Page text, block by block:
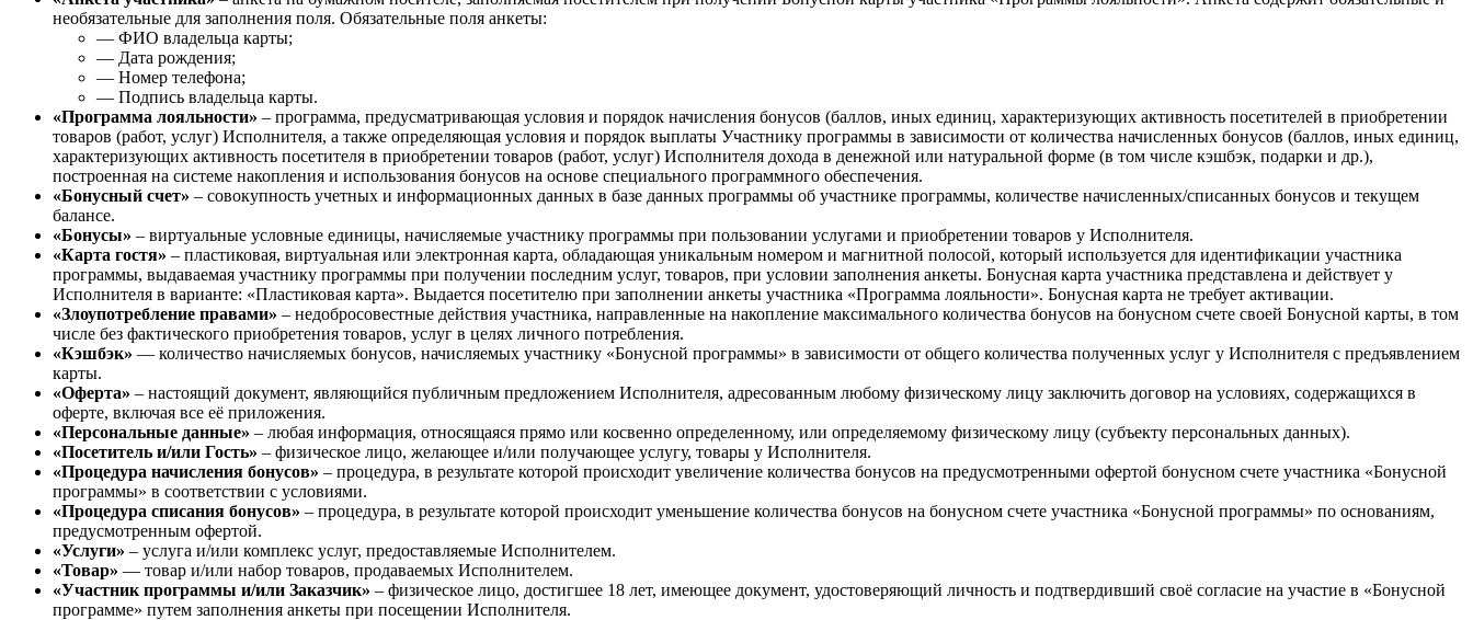
необязательные для заполнения поля. Обязательные поля анкеты:
— ФИО владельца карты;
— Дата рождения;
— Номер телефона;
— Подпись владельца карты.
«Программа лояльности» – программа, предусматривающая условия и порядок начисления бонусов (баллов, иных единиц, характеризующих активность посетителей в приобретении
товаров (работ, услуг) Исполнителя, а также определяющая условия и порядок выплаты Участнику программы в зависимости от количества начисленных бонусов (баллов, иных единиц,
характеризующих активность посетителя в приобретении товаров (работ, услуг) Исполнителя дохода в денежной или натуральной форме (в том числе кэшбэк, подарки и др.),
построенная на системе накопления и использования бонусов на основе специального программного обеспечения.
«Бонусный счет» – совокупность учетных и информационных данных в базе данных программы об участнике программы, количестве начисленных/списанных бонусов и текущем
балансе.
«Бонусы» – виртуальные условные единицы, начисляемые участнику программы при пользовании услугами и приобретении товаров у Исполнителя.
«Карта гостя» – пластиковая, виртуальная или электронная карта, обладающая уникальным номером и магнитной полосой, который используется для идентификации участника
программы, выдаваемая участнику программы при получении последним услуг, товаров, при условии заполнения анкеты. Бонусная карта участника представлена и действует у
Исполнителя в варианте: «Пластиковая карта». Выдается посетителю при заполнении анкеты участника «Программа лояльности». Бонусная карта не требует активации.
«Злоупотребление правами» – недобросовестные действия участника, направленные на накопление максимального количества бонусов на бонусном счете своей Бонусной карты, в том
числе без фактического приобретения товаров, услуг в целях личного потребления.
«Кэшбэк» — количество начисляемых бонусов, начисляемых участнику «Бонусной программы» в зависимости от общего количества полученных услуг у Исполнителя с предъявлением
карты.
«Оферта» – настоящий документ, являющийся публичным предложением Исполнителя, адресованным любому физическому лицу заключить договор на условиях, содержащихся в
оферте, включая все её приложения.
«Персональные данные» – любая информация, относящаяся прямо или косвенно определенному, или определяемому физическому лицу (субъекту персональных данных).
«Посетитель и/или Гость» – физическое лицо, желающее и/или получающее услугу, товары у Исполнителя.
«Процедура начисления бонусов» – процедура, в результате которой происходит увеличение количества бонусов на предусмотренными офертой бонусном счете участника «Бонусной
программы» в соответствии с условиями.
«Процедура списания бонусов» – процедура, в результате которой происходит уменьшение количества бонусов на бонусном счете участника «Бонусной программы» по основаниям,
предусмотренным офертой.
«Услуги» – услуга и/или комплекс услуг, предоставляемые Исполнителем.
«Товар» — товар и/или набор товаров, продаваемых Исполнителем.
«Участник программы и/или Заказчик» – физическое лицо, достигшее 18 лет, имеющее документ, удостоверяющий личность и подтвердивший своё согласие на участие в «Бонусной
программе» путем заполнения анкеты при посещении Исполнителя.